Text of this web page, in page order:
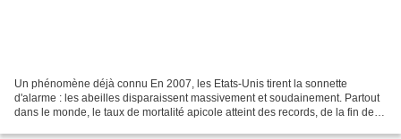
Un phénomène déjà connu En 2007, les Etats-Unis tirent la sonnette
d'alarme : les abeilles disparaissent massivement et soudainement. Partout
dans le monde, le taux de mortalité apicole atteint des records, de la fin de